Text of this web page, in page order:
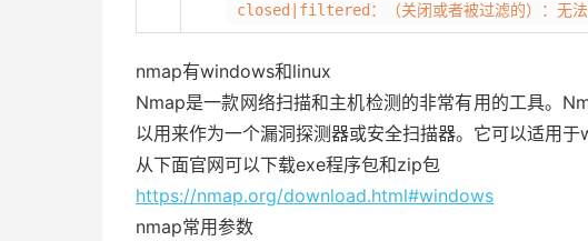
closed|filtered：（关闭或者被过滤的）：无法
nmap有windows和linux
Nmap是一款网络扫描和主机检测的非常有用的工具。
以用来作为一个漏洞探测器或安全扫描器。它可以适用
从下面官网可以下载exe程序包和zip包
https://nmap.org/download.html#windows
nmap常用参数